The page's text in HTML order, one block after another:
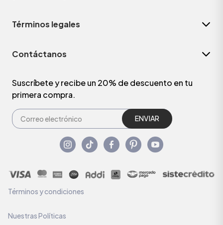
Términos legales
Contáctanos
Suscríbete y recibe un 20% de descuento en tu
primera compra.
ENVIAR
Términos y condiciones
Nuestras Políticas